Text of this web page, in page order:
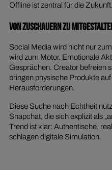
Offline ist zentral für die Zukunft.
Von Zuschauern zu
Social Media wird nicht nur
wird zum Motor. Emotionale
Gesprächen. Creator befreien
bringen physische Produkte
Herausforderungen.
Diese Suche nach Echtheit
Snapchat, die sich explizit als
Trend ist klar: Authentische,
schlagen digitale Simulation.